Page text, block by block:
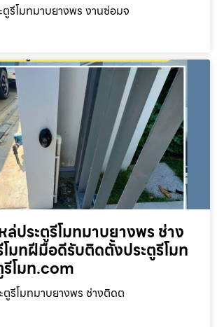
ตูรีโมทมาบยางพร งานซ่อมจ
ล่ประตูรีโมทมาบยางพร ช่าง
มทฝีมือดีรับติดตั้งประตูรีโมท
รีโมท.com
ตูรีโมทมาบยางพร ช่างติดต